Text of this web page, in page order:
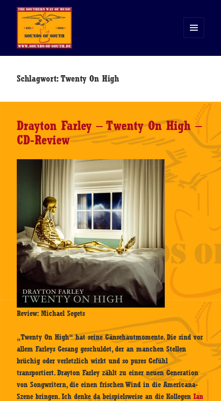
WIDGETS
Schlagwort:Twenty On High
Drayton Farley – Twenty On High –
CD-Review
Review: Michael Segets
„Twenty On High“ hat seine Gänsehautmomente. Die sind vor
allem Farleys Gesang geschuldet, der an manchen Stellen
brüchig oder verletzlich wirkt und so pures Gefühl
transportiert. Drayton Farley zählt zu einer neuen Generation
von Songwritern, die einen frischen Wind in die Americana-
Szene bringen. Ich denke da beispielsweise an die KollegenIan